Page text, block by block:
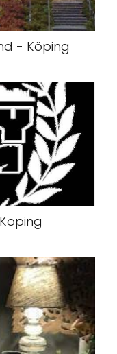
- Köping